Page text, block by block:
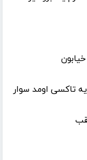
تاکسی اومد سوار